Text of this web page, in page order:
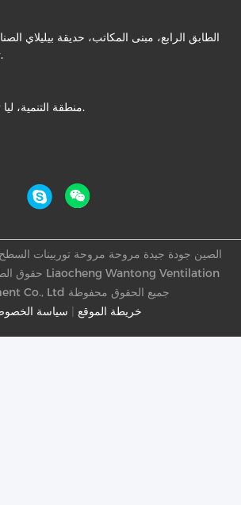
الطابق الرابع، مبنى المكاتب، حديقة بيليلاي
تشينغ، شاندونغ، الصين.
منطقة التنمية، ليا تشينغ، شاندونغ، الصين.
سياسة خريطة الموقع
الصين جودة جيدة مروحة مروحة توربينات السطح
Equipment Co., Ltd جميع الحقوق محفوظة